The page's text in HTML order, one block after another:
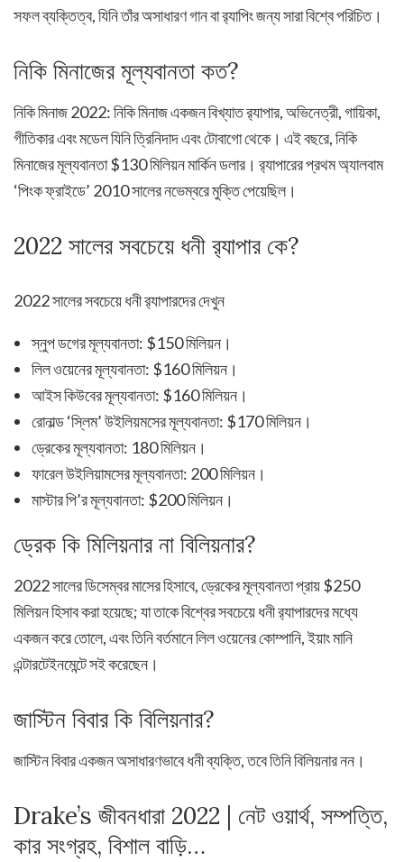
সফল ব্যক্তিত্ব, যিনি তাঁর অসাধারণ গান বা র‍্যাপিং জন্য সারা বিশ্বে পরিচিত।
নিকি মিনাজের মূল্যবানতা কত?
নিকি মিনাজ 2022: নিকি মিনাজ একজন বিখ্যাত র‍্যাপার, অভিনেত্রী, গায়িকা,
গীতিকার এবং মডেল যিনি ত্রিনিদাদ এবং টোবাগো থেকে। এই বছরে, নিকি
মিনাজের মূল্যবানতা $130 মিলিয়ন মার্কিন ডলার। র‍্যাপারের প্রথম অ্যালবাম
‘পিংক ফ্রাইডে’ 2010 সালের নভেম্বরে মুক্তি পেয়েছিল।
2022 সালের সবচেয়ে ধনী র‍্যাপার কে?
2022 সালের সবচেয়ে ধনী র‍্যাপারদের দেখুন
স্নুপ ডগের মূল্যবানতা: $150 মিলিয়ন।
লিল ওয়েনের মূল্যবানতা: $160 মিলিয়ন।
আইস কিউবের মূল্যবানতা: $160 মিলিয়ন।
রোনাল্ড ‘স্লিম’ উইলিয়মসের মূল্যবানতা: $170 মিলিয়ন।
ড্রেকের মূল্যবানতা: 180 মিলিয়ন।
ফারেল উইলিয়ামসের মূল্যবানতা: 200 মিলিয়ন।
মাস্টার পি’র মূল্যবানতা: $200 মিলিয়ন।
ড্রেক কি মিলিয়নার না বিলিয়নার?
2022 সালের ডিসেম্বর মাসের হিসাবে, ড্রেকের মূল্যবানতা প্রায় $250
মিলিয়ন হিসাব করা হয়েছে; যা তাকে বিশ্বের সবচেয়ে ধনী র‍্যাপারদের মধ্যে
একজন করে তোলে, এবং তিনি বর্তমানে লিল ওয়েনের কোম্পানি, ইয়াং মানি
এন্টারটেইনমেন্টে সই করেছেন।
জাস্টিন বিবার কি বিলিয়নার?
জাস্টিন বিবার একজন অসাধারণভাবে ধনী ব্যক্তি, তবে তিনি বিলিয়নার নন।
Drake’s জীবনধারা 2022 | নেট ওয়ার্থ, সম্পত্তি,
কার সংগ্রহ, বিশাল বাড়ি…